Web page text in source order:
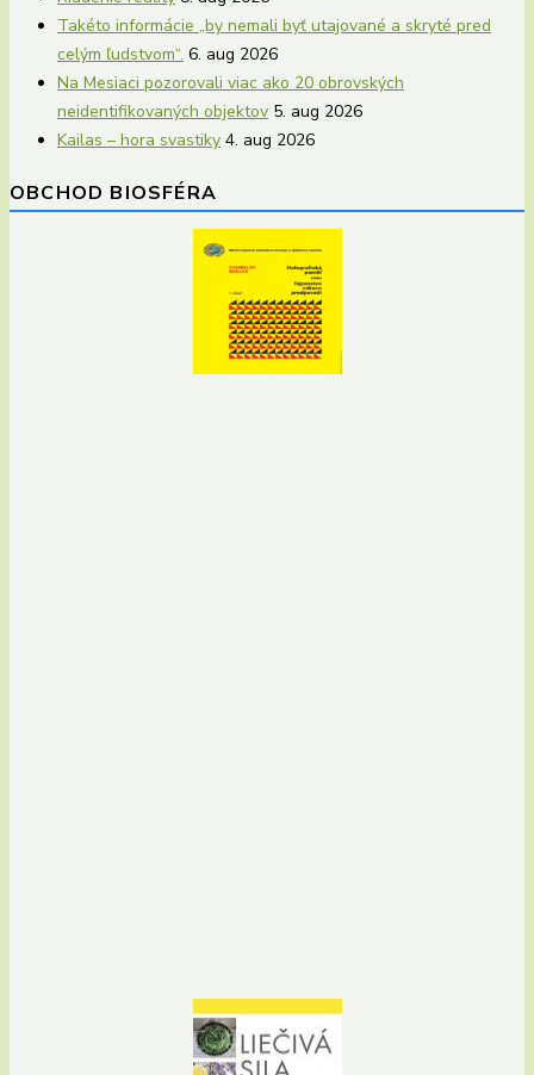
Takéto informácie „by nemali byť utajované a skryté pred
celým ľudstvom“. 6. aug 2026
Na Mesiaci pozorovali viac ako 20 obrovských
neidentifikovaných objektov 5. aug 2026
Kailas – hora svastiky 4. aug 2026
OBCHOD BIOSFÉRA